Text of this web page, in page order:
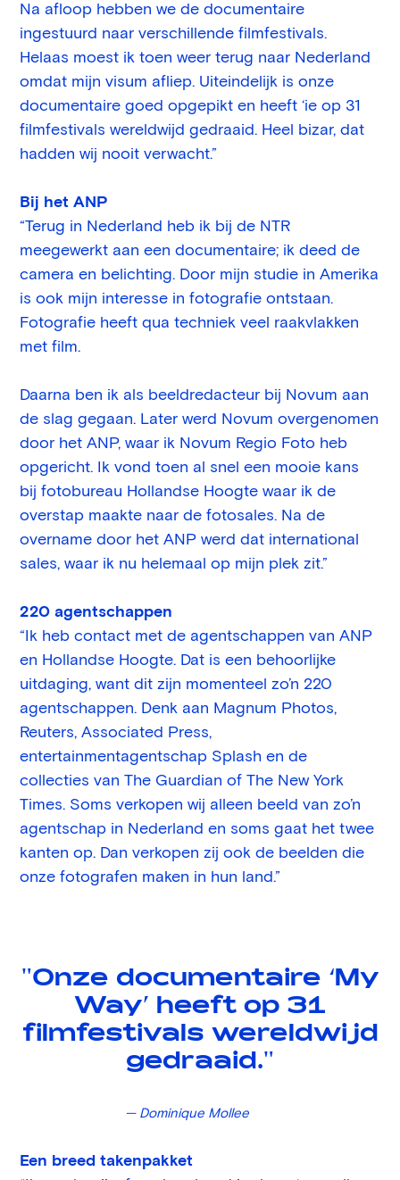
Na afloop hebben we de documentaire
ingestuurd naar verschillende filmfestivals.
Helaas moest ik toen weer terug naar Nederland
omdat mijn visum afliep. Uiteindelijk is onze
documentaire goed opgepikt en heeft ‘ie op 31
filmfestivals wereldwijd gedraaid. Heel bizar, dat
hadden wij nooit verwacht.”
Bij het ANP
“Terug in Nederland heb ik bij de NTR
meegewerkt aan een documentaire; ik deed de
camera en belichting. Door mijn studie in Amerika
is ook mijn interesse in fotografie ontstaan.
Fotografie heeft qua techniek veel raakvlakken
met film.
Daarna ben ik als beeldredacteur bij Novum aan
de slag gegaan. Later werd Novum overgenomen
door het ANP, waar ik Novum Regio Foto heb
opgericht. Ik vond toen al snel een mooie kans
bij fotobureau Hollandse Hoogte waar ik de
overstap maakte naar de fotosales. Na de
overname door het ANP werd dat international
sales, waar ik nu helemaal op mijn plek zit.”
220 agentschappen
“Ik heb contact met de agentschappen van ANP
en Hollandse Hoogte. Dat is een behoorlijke
uitdaging, want dit zijn momenteel zo’n 220
agentschappen. Denk aan Magnum Photos,
Reuters, Associated Press,
entertainmentagentschap Splash en de
collecties van The Guardian of The New York
Times. Soms verkopen wij alleen beeld van zo’n
agentschap in Nederland en soms gaat het twee
kanten op. Dan verkopen zij ook de beelden die
onze fotografen maken in hun land.”
"Onze documentaire ‘My
Way’ heeft op 31
filmfestivals wereldwijd
gedraaid."
— Dominique Mollee
Een breed takenpakket